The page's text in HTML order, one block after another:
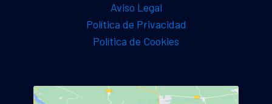
Aviso Legal
Política de Privacidad
Política de Cookies